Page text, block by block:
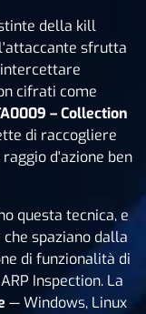
della kill
l'attaccante sfrutta
cifrati come
– Collection
di raccogliere
d'azione ben
questa tecnica, e
spaziano dalla
di funzionalità di
Inspection. La
— Windows, Linux